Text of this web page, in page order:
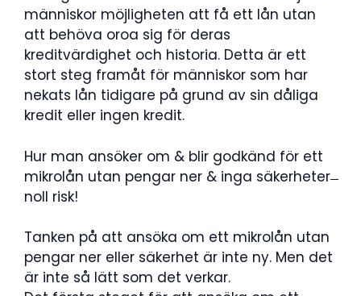
människor möjligheten att få ett lån utan
att behöva oroa sig för deras
kreditvärdighet och historia. Detta är ett
stort steg framåt för människor som har
nekats lån tidigare på grund av sin dåliga
kredit eller ingen kredit.
Hur man ansöker om & blir godkänd för ett
mikrolån utan pengar ner & inga säkerheter ̶
noll risk!
Tanken på att ansöka om ett mikrolån utan
pengar ner eller säkerhet är inte ny. Men det
är inte så lätt som det verkar.